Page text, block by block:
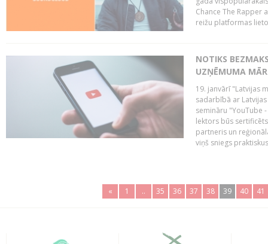
Chance The Rapper
reižu platformas
NOTIKS
UZŅĒMUMA
19. janvārī "Latvijas
sadarbībā ar
semināru "YouTube
lektors būs
partneris un
viņš sniegs
« 1 .. 35 36 37 38 39 40 41